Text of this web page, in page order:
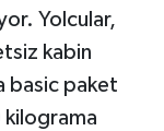
Yolcular,
kabin
basic paket
kilograma